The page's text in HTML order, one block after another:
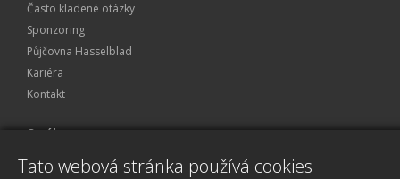
Často kladené otázky
Sponzoring
Půjčovna Hasselblad
Kariéra
Kontakt
O nákupu
Obchodní podmínky
Tato webová stránka používá cookies